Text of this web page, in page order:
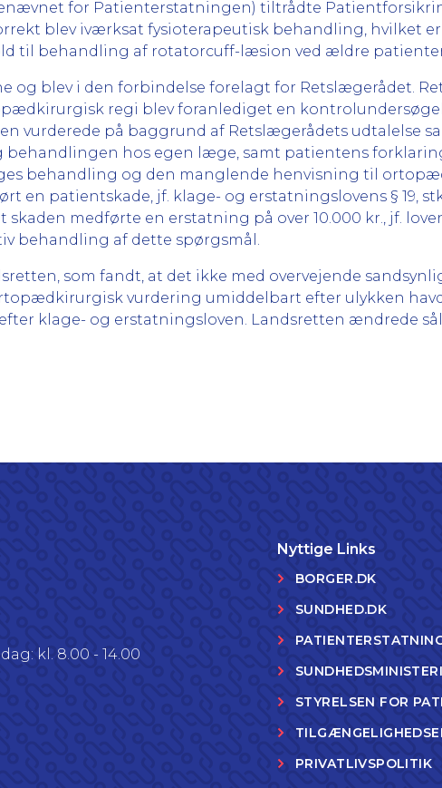
for Patienterstatningen) tiltrådte
blev iværksat fysioterapeutisk behandling, hvilket er
til behandling af rotatorcuff-læsion ved ældre
og blev i den forbindelse forelagt for Retslægerådet.
regi blev foranlediget en
vurderede på baggrund af Retslægerådets udtalelse
hos egen læge, samt patientens
behandling og den manglende henvisning til
en patientskade, jf. klage- og erstatningslovens § 19, stk.
medførte en erstatning på over 10.000 kr., jf.
behandling af dette spørgsmål.
som fandt, at det ikke med overvejende
vurdering umiddelbart efter ulykken
klage- og erstatningsloven. Landsretten ændrede
kl. 8.00 - 14.00
Nyttige Links
BORGER.DK
SUNDHED.DK
STYRELSEN FOR
PRIVATLIVSPOLITIK